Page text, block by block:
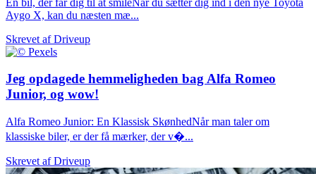
Aygo X, kan du næsten mæ...
Skrevet afDriveup
Jeg opdagede hemmeligheden bag Alfa Romeo
Junior, og wow!
Alfa Romeo Junior: En Klassisk SkønhedNår man taler om
klassiske biler, er der få mærker, der v�...
Skrevet afDriveup